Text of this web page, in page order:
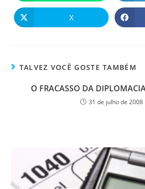
X
TALVEZ VOCÊ GOSTE TAMBÉM
O FRACASSO DA
31 de julho de 2008